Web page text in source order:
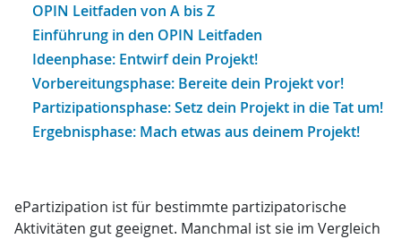
OPIN Leitfaden von A bis Z
Einführung in den OPIN Leitfaden
Ideenphase: Entwirf dein Projekt!
Vorbereitungsphase: Bereite dein Projekt vor!
Partizipationsphase: Setz dein Projekt in die Tat um!
Ergebnisphase: Mach etwas aus deinem Projekt!
ePartizipation ist für bestimmte partizipatorische
Aktivitäten gut geeignet. Manchmal ist sie im Vergleich